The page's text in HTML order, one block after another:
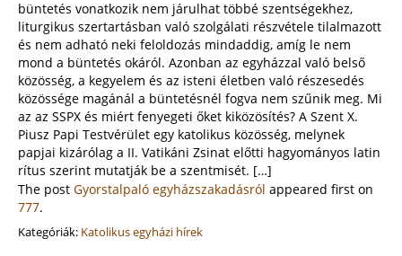
büntetés vonatkozik nem járulhat többé szentségekhez,
liturgikus szertartásban való szolgálati részvétele tilalmazott
és nem adható neki feloldozás mindaddig, amíg le nem
mond a büntetés okáról. Azonban az egyházzal való belső
közösség, a kegyelem és az isteni életben való részesedés
közössége magánál a büntetésnél fogva nem szűnik meg. Mi
az az SSPX és miért fenyegeti őket kiközösítés? A Szent X.
Piusz Papi Testvérület egy katolikus közösség, melynek
papjai kizárólag a II. Vatikáni Zsinat előtti hagyományos latin
rítus szerint mutatják be a szentmisét. […]
The post Gyorstalpaló egyházszakadásról appeared first on
777.
Kategóriák: Katolikus egyházi hírek